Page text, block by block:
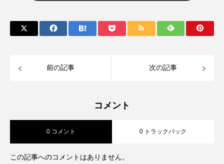
前の記事 次の記事
コメント
0 コメント 0 トラックバック
この記事へのコメントはありません。